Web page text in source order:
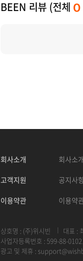
BEEN 리뷰 (전체 0
회사소개 회사소
고객지원 공지사
이용약관 이용약
상호명 : (주)위시빈 대표 :
사업자등록번호 : 599-88-
광고 및 제휴 :